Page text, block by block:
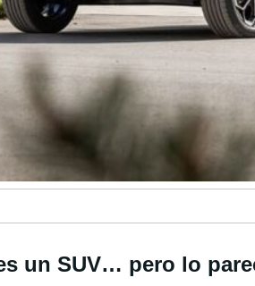
un SUV… pero lo